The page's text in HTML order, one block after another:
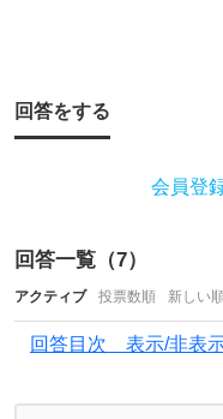
な
み
用
す
る
ル
ア
回答をする
会員登
回答一覧（7）
アクティブ 投票数順 新しい
回答目次 表示/非表